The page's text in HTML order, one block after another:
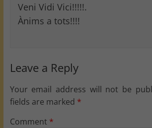
Veni Vidi Vici!!!!!.
Ànims a tots!!!!
Leave a Reply
Your email address will not be
fields are marked *
Comment *